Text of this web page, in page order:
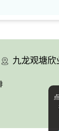
九龙观塘欣